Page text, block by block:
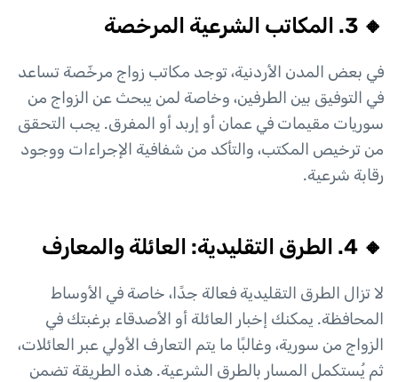
🔸 3. المكاتب الشرعية المرخصة
في بعض المدن الأردنية، توجد مكاتب زواج مرخّصة تساعد
في التوفيق بين الطرفين، وخاصة لمن يبحث عن الزواج من
سوريات مقيمات في عمان أو إربد أو المفرق. يجب التحقق
من ترخيص المكتب، والتأكد من شفافية الإجراءات ووجود
رقابة شرعية.
🔸 4. الطرق التقليدية: العائلة والمعارف
لا تزال الطرق التقليدية فعالة جدًا، خاصة في الأوساط
المحافظة. يمكنك إخبار العائلة أو الأصدقاء برغبتك في
الزواج من سورية، وغالبًا ما يتم التعارف الأولي عبر العائلات،
ثم يُستكمل المسار بالطرق الشرعية. هذه الطريقة تضمن